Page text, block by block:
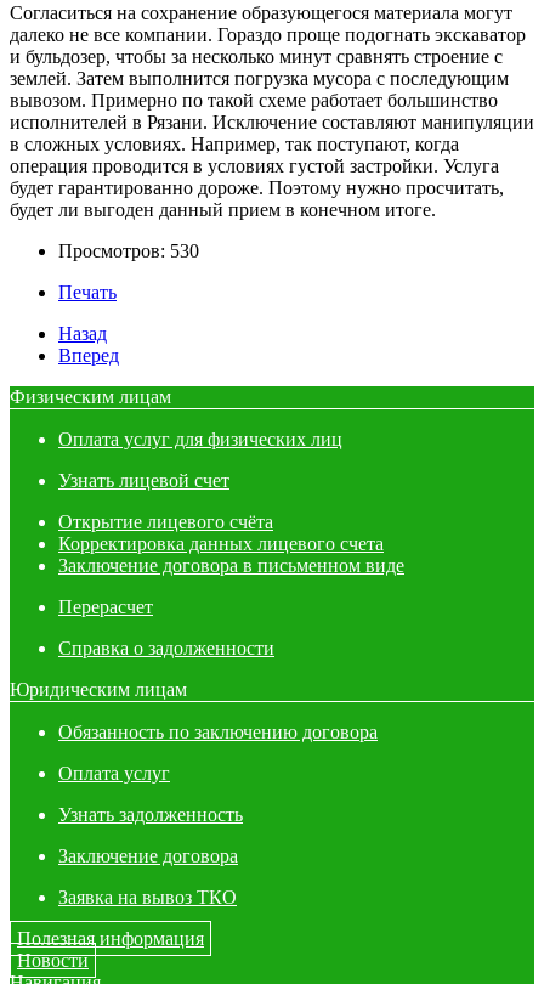
Согласиться на сохранение образующегося материала могут
далеко не все компании. Гораздо проще подогнать экскаватор
и бульдозер, чтобы за несколько минут сравнять строение с
землей. Затем выполнится погрузка мусора с последующим
вывозом. Примерно по такой схеме работает большинство
исполнителей в Рязани. Исключение составляют манипуляции
в сложных условиях. Например, так поступают, когда
операция проводится в условиях густой застройки. Услуга
будет гарантированно дороже. Поэтому нужно просчитать,
будет ли выгоден данный прием в конечном итоге.
Просмотров: 530
Печать
Назад
Вперед
Физическим лицам
Оплата услуг для физических лиц
Узнать лицевой счет
Открытие лицевого счёта
Корректировка данных лицевого счета
Заключение договора в письменном виде
Перерасчет
Справка о задолженности
Юридическим лицам
Обязанность по заключению договора
Оплата услуг
Узнать задолженность
Заключение договора
Заявка на вывоз ТКО
Полезная информация
Новости